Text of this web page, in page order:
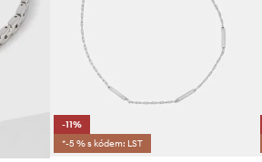
-11%
*-5 % s kódem: LST